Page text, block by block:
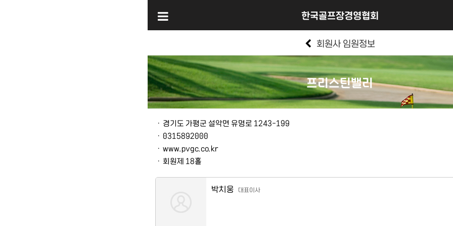
한국골프장경영협회
회원사 임원정보
프리스틴밸리
본문
ㆍ 경기도 가평군 설악면 유명로 1243-199
ㆍ 0315892000
ㆍ www.pvgc.co.kr
ㆍ 회원제 18홀
박치웅 대표이사